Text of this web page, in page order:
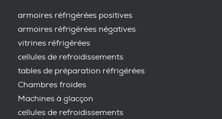
armoires réfrigérées positives
armoires réfrigérées négatives
vitrines réfrigérées
cellules de refroidissements
tables de préparation réfrigérées
Chambres froides
Machines à glacçon
cellules de refroidissements